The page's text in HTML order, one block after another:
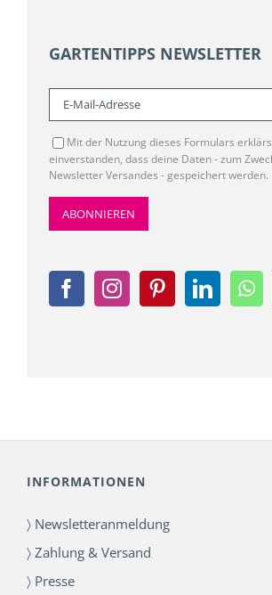
GARTENTIPPS NEWSLETTER
Mit der Nutzung dieses Formulars
einverstanden, dass deine Daten - zum
Newsletter Versandes - gespeichert werden.
INFORMATIONEN
〉 Newsletteranmeldung
〉 Zahlung & Versand
〉 Presse